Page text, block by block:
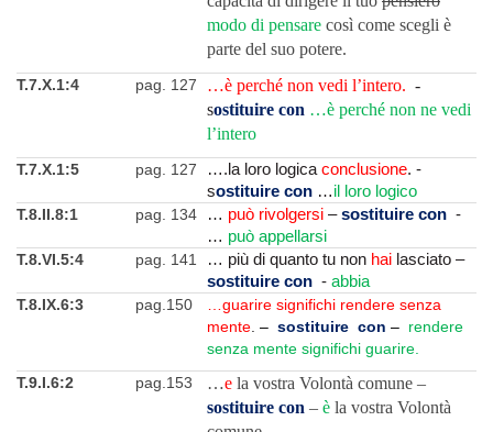
modo di pensare così come scegli è
parte del suo potere.
T.7.X.1:4 pag. 127 …è perché non vedi l’intero. -
sostituire con …è perché non ne vedi
l’intero
T.7.X.1:5 pag. 127 ….la loro logica conclusione. -
sostituire con …il loro logico
T.8.II.8:1
pag. 134 … può rivolgersi –sostituire con -
… può appellarsi
T.8.VI.5:4
pag. 141 … più di quanto tu non hai lasciato –
sostituire con - abbia
T.8.IX.6:3
pag.150
…guarire significhi rendere senza
mente – sostituire con – rendere
senza mente significhi guarire.
T.9.I.6:2
pag.153 …e la vostra Volontà comune –
sostituire con – è la vostra Volontà